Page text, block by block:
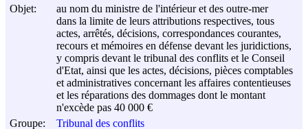
Objet:
au nom du ministre de l'intérieur et des outre-mer
dans la limite de leurs attributions respectives, tous
actes, arrêtés, décisions, correspondances courantes,
recours et mémoires en défense devant les juridictions,
y compris devant le tribunal des conflits et le Conseil
d'Etat, ainsi que les actes, décisions, pièces comptables
et administratives concernant les affaires contentieuses
et les réparations des dommages dont le montant
n'excède pas 40 000 €
Groupe:
Tribunal des conflits